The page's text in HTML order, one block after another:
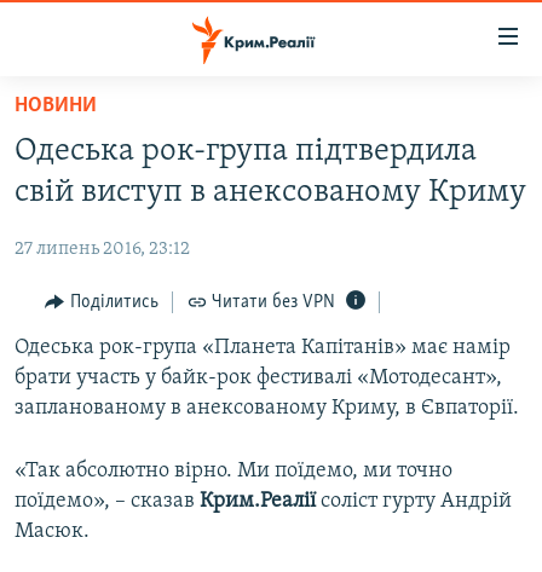
Перейти
основного
матеріалу
до
навігації
Перейти
до
пошуку
ВОДА.КРИМ
ВІДЕО ТА ФОТО
ПОЛІТИКА
БЛОГИ
ПОГЛЯД
ІНТЕРВ'Ю
СПЕЦПРОЕКТИ
ЯК ОБІЙТИ БЛОКУВАННЯ
НОВИНИ
Одеська рок-група підтвердила
свій виступ в анексованому Криму
27 липень 2016, 23:12
Поділитись Читати без VPN
Одеська рок-група «Планета Капітанів» має намір
брати участь у байк-рок фестивалі «Мотодесант»,
запланованому в анексованому Криму, в Євпаторії.
«Так абсолютно вірно. Ми поїдемо, ми точно
поїдемо», – сказав Крим.Реаліїсоліст гурту Андрій
Масюк.